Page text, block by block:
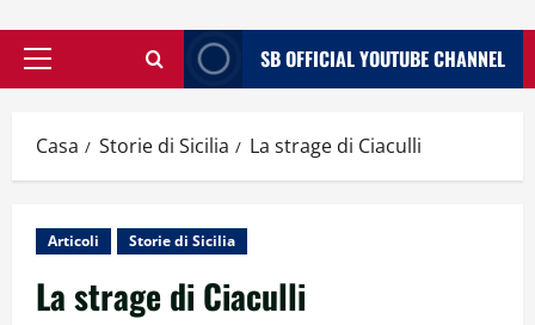
Menù
SB OFFICIAL YOUTUBE CHANNEL
Casa Storie di Sicilia La strage di Ciaculli
Articoli Storie di Sicilia
La strage di Ciaculli